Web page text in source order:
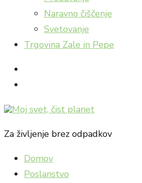
Naravno čiščenje
Svetovanje
Trgovina Zale in Pepe
Za življenje brez odpadkov
Domov
Poslanstvo